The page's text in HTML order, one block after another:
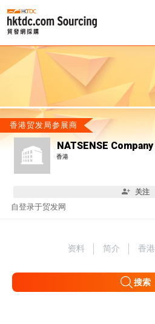
香港贸发局参展商
NATSENSE
香港
关注
自登录于贸发网
资料 简介 香
搜索